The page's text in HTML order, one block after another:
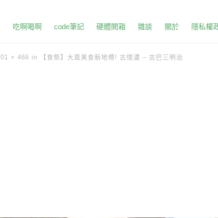
吃啊喝啊 code筆記 硬體開箱 雜談 關於 隱私權
× 466 in 【食祭】大直美食新地標! 古憶濃 – 古巴三明治